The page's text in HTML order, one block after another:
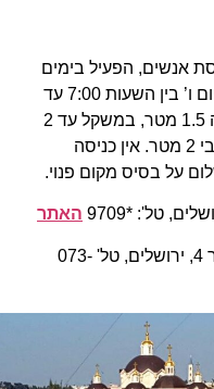
אנשים, הפעיל בימים
א’- ה’ בין השעות 7:00 עד 23:00 וביום ו’ בין השעות 7:00 עד
15:00. ניתן להכניס רכבים עד לגובה 1.5 מטר, במשקל עד 2
טון, אורך מירבי 4.9 מטר ורוחב מירבי 2 מטר. אין כניסה
על בסיס מקום פנוי.
טל': *9709 האתר
רח' יצחק אלישר 4, ירושלים, טל' 073-